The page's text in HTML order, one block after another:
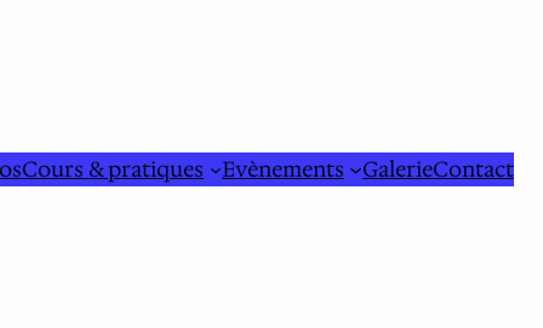
Cours & pratiques Evènements GalerieContact